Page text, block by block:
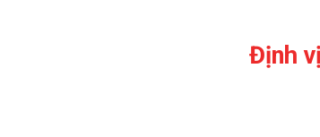
Định